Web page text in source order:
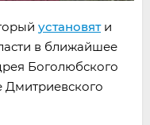
установяти
в ближайшее
Боголюбского
Дмитриевского